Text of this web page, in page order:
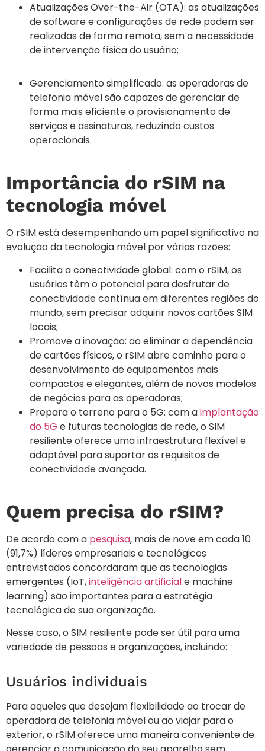
Atualizações Over-the-Air (OTA): as atualizações
de software e configurações de rede podem ser
realizadas de forma remota, sem a necessidade
de intervenção física do usuário;
Gerenciamento simplificado: as operadoras de
telefonia móvel são capazes de gerenciar de
forma mais eficiente o provisionamento de
serviços e assinaturas, reduzindo custos
operacionais.
Importância do rSIM na
tecnologia móvel
O rSIM está desempenhando um papel significativo na
evolução da tecnologia móvel por várias razões:
Facilita a conectividade global: com o rSIM, os
usuários têm o potencial para desfrutar de
conectividade contínua em diferentes regiões do
mundo, sem precisar adquirir novos cartões SIM
locais;
Promove a inovação: ao eliminar a dependência
de cartões físicos, o rSIM abre caminho para o
desenvolvimento de equipamentos mais
compactos e elegantes, além de novos modelos
de negócios para as operadoras;
Prepara o terreno para o 5G: com aimplantação
do 5G e futuras tecnologias de rede, o SIM
resiliente oferece uma infraestrutura flexível e
adaptável para suportar os requisitos de
conectividade avançada.
Quem precisa do rSIM?
De acordo com a pesquisa, mais de nove em cada 10
(91,7%) líderes empresariais e tecnológicos
entrevistados concordaram que as tecnologias
emergentes (IoT,inteligência artificiale machine
learning) são importantes para a estratégia
tecnológica de sua organização.
Nesse caso, o SIM resiliente pode ser útil para uma
variedade de pessoas e organizações, incluindo:
Usuários individuais
Para aqueles que desejam flexibilidade ao trocar de
operadora de telefonia móvel ou ao viajar para o
exterior, o rSIM oferece uma maneira conveniente de